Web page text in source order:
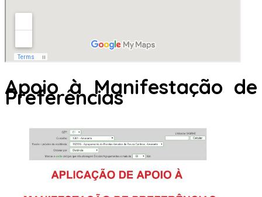
Apoio à Manifestação de
Preferências